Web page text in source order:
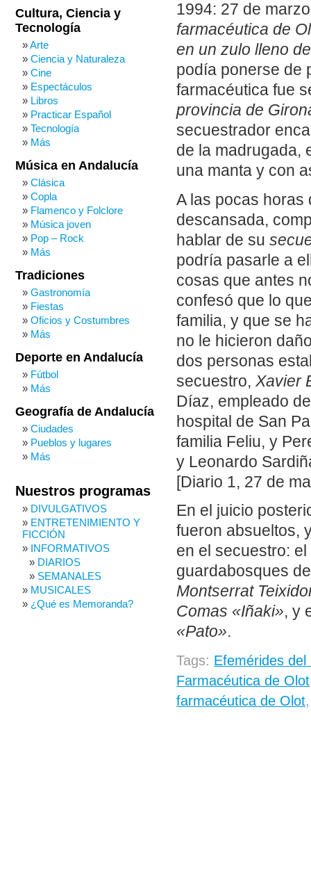
1994: 27 de
farmacéutica de
en un zulo lleno
podía ponerse de
farmacéutica fue
provincia de
secuestrador
de la madrugada,
una manta y con
A las pocas horas
descansada,
hablar de su
podría pasarle a
cosas que antes
confesó que lo
familia, y que se
no le hicieron
dos personas
secuestro, Xavier
Díaz, empleado
hospital de San
familia Feliu, y
y Leonardo
[Diario 1, 27 de
En el juicio
fueron absueltos,
en el secuestro:
guardabosques
Montserrat
Comas «Iñaki», y
«Pato».
Tags: Efemérides
Farmacéutica de Olot
farmacéutica de Olot
Cultura, Ciencia y
Tecnología
Arte
Ciencia y Naturaleza
Cine
Espectáculos
Libros
Practicar Español
Tecnología
Más
Música en Andalucía
Clásica
Copla
Flamenco y Folclore
Música joven
Pop – Rock
Más
Tradiciones
Gastronomía
Fiestas
Oficios y Costumbres
Más
Deporte en Andalucía
Fútbol
Más
Geografía de Andalucía
Ciudades
Pueblos y lugares
Más
Nuestros programas
DIVULGATIVOS
ENTRETENIMIENTO Y
FICCIÓN
INFORMATIVOS
DIARIOS
SEMANALES
MUSICALES
¿Qué es Memoranda?